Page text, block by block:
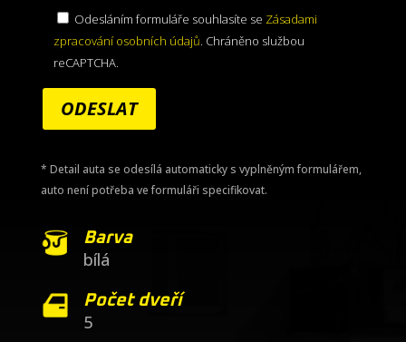
Odesláním formuláře souhlasíte se Zásadami
zpracování osobních údajů. Chráněno službou
reCAPTCHA.
ODESLAT
* Detail auta se odesílá automaticky s vyplněným formulářem,
auto není potřeba ve formuláři specifikovat.
Barva
bílá
Počet dveří
5